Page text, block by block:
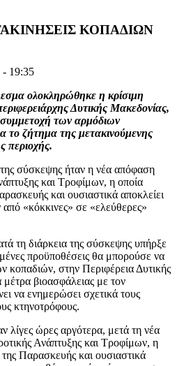
ΚΟΠΑΔΙΩΝ
19:35
ολοκληρώθηκε η κρίσιμη
Δυτικής Μακεδονίας,
των αρμόδιων
το ζήτημα της μετακινούμενης
περιοχής.
της σύσκεψης ήταν η νέα απόφαση
και Τροφίμων, η οποία
και ουσιαστικά αποκλείει
«κόκκινες» σε «ελεύθερες»
τη διάρκεια της σύσκεψης υπήρξε
προϋποθέσεις θα μπορούσε να
κοπαδιών, στην Περιφέρεια Δυτικής
βιοασφάλειας με τον
να ενημερώσει σχετικά τους
κτηνοτρόφους.
λίγες ώρες αργότερα, μετά τη νέα
Ανάπτυξης και Τροφίμων, η
Παρασκευής και ουσιαστικά